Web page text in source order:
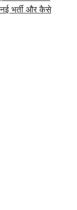
भर्ती और कैसे